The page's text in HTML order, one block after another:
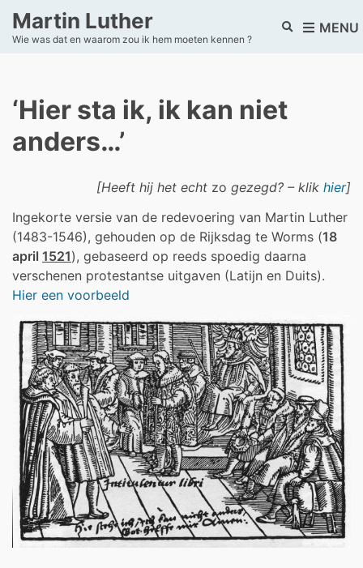
Martin Luther
Wie was dat en waarom zou ik hem moeten kennen ?
E
c
f
o
r
m
MENU
‘Hier sta ik, ik kan niet
anders…’
[Heeft hij het echt zo gezegd? – klik hier]
Ingekorte versie van de redevoering van Martin Luther
(1483-1546), gehouden op de Rijksdag te Worms (18
april 1521), gebaseerd op reeds spoedig daarna
verschenen protestantse uitgaven (Latijn en Duits).
Hier een voorbeeld